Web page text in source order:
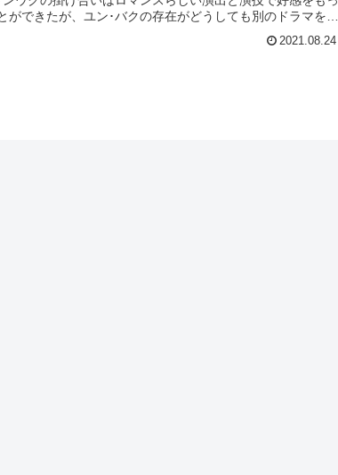
ができたが、ユン･バクの存在がどうしても別のドラマを見
2021.08.24